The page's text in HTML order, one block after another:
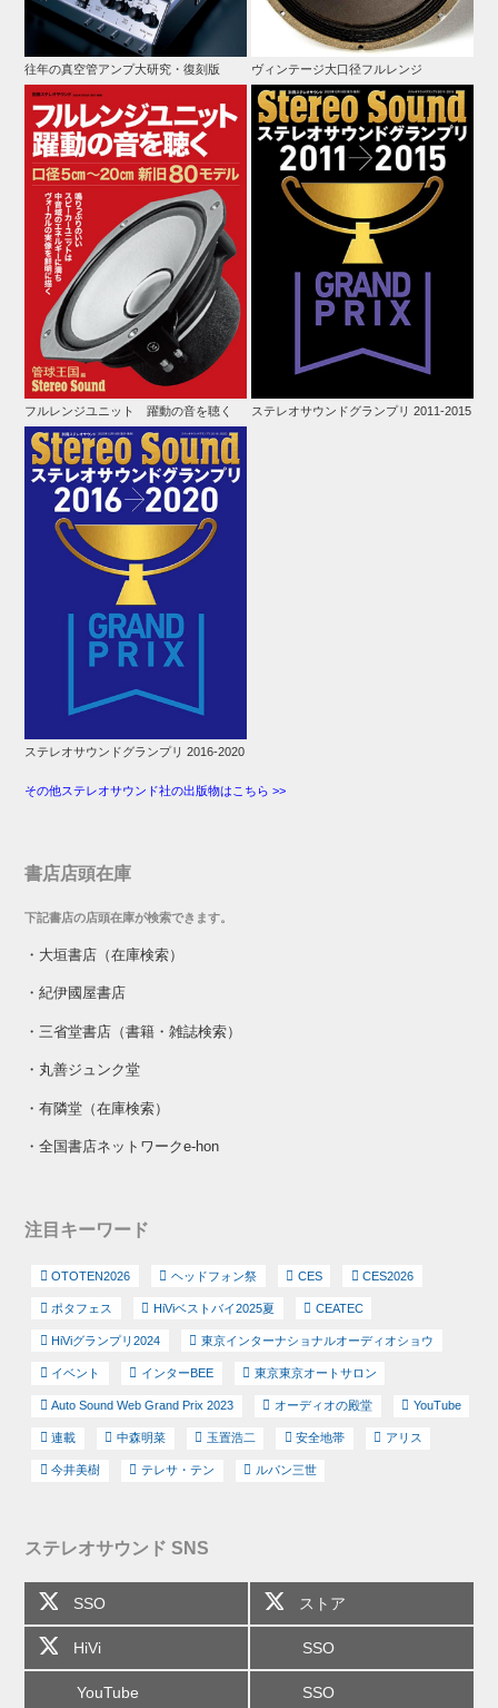
往年の真空管アンプ大研究・復刻版 ヴィンテージ大口径フルレンジ
フルレンジユニット 躍動の音を聴く ステレオサウンドグランプリ 2011-2015
ステレオサウンドグランプリ 2016-2020
その他ステレオサウンド社の出版物はこちら >>
書店店頭在庫
下記書店の店頭在庫が検索できます。
・ 大垣書店（在庫検索）
・紀伊國屋書店
・ 三省堂書店（書籍・雑誌検索）
・ 丸善ジュンク堂
・有隣堂（在庫検索）
・全国書店ネットワークe-hon
注目キーワード
OTOTEN2026 ヘッドフォン祭 CES CES2026
ポタフェス HiViベストバイ2025夏 CEATEC
HiViグランプリ2024 東京インターナショナルオーディオショウ
イベント インターBEE 東京東京オートサロン
Auto Sound Web Grand Prix 2023 オーディオの殿堂 YouTube
連載 中森明菜 玉置浩二 安全地帯 アリス
今井美樹 テレサ・テン ルパン三世
ステレオサウンド SNS
SSO ストア
HiVi SSO
YouTube SSO